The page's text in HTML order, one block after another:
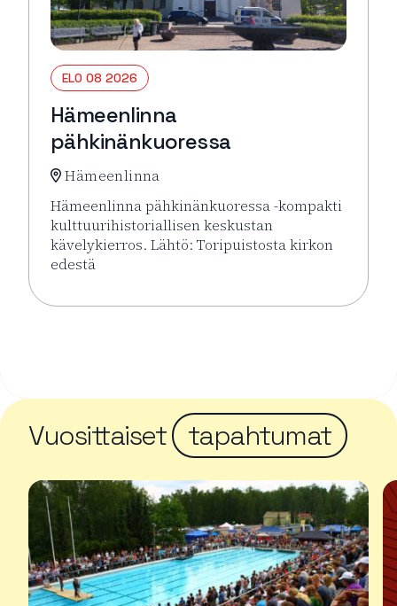
ELO 08 2026
Hämeenlinna
pähkinänkuoressa
Hämeenlinna
Hämeenlinna pähkinänkuoressa -kompakti
kulttuurihistoriallisen keskustan
kävelykierros. Lähtö: Toripuistosta kirkon
edestä
Lue lisää tapahtumasta Hämeenlinna
Vuosittaiset tapahtumat